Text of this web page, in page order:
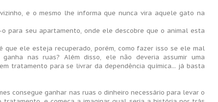
e o mesmo lhe informa que nunca vira aquele gato na
para seu apartamento, onde ele descobre que o animal esta
que ele esteja recuperado, porém, como fazer isso se ele mal
nas ruas? Além disso, ele não deveria assumir uma
tratamento para se livrar da dependência química... já basta
consegue ganhar nas ruas o dinheiro necessário para levar o